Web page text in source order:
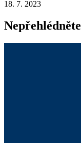
18. 7. 2023
Nepřehlédněte